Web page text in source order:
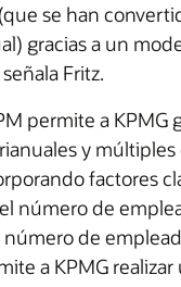
se han
gracias a un
Fritz.
permite a KPMG
y múltiples
factores
número de
de
a KPMG realizar